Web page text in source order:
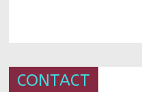
CONTACT